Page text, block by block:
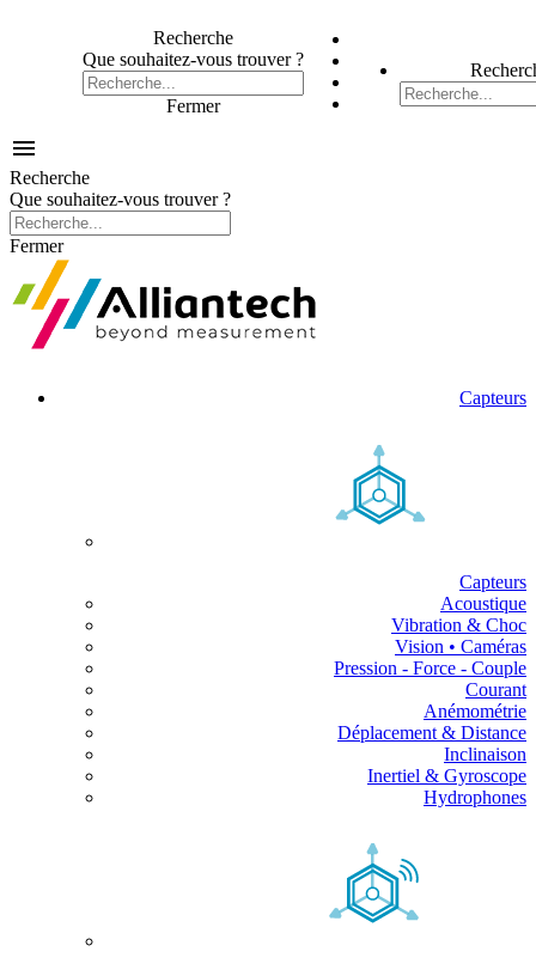
Recherche
Que souhaitez-vous trouver ?
Fermer

Recherche
Que souhaitez-vous trouver ?
Fermer
Capteurs
Capteurs
Acoustique
Vibration & Choc
Vision • Caméras
Pression - Force - Couple
Courant
Anémométrie
Déplacement & Distance
Inclinaison
Inertiel & Gyroscope
Hydrophones